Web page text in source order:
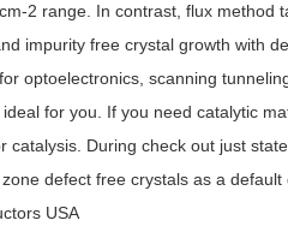
2 range. In contrast, flux method
impurity free crystal growth with
optoelectronics, scanning
for you. If you need catalytic
During check out just
defect free crystals as a default
USA